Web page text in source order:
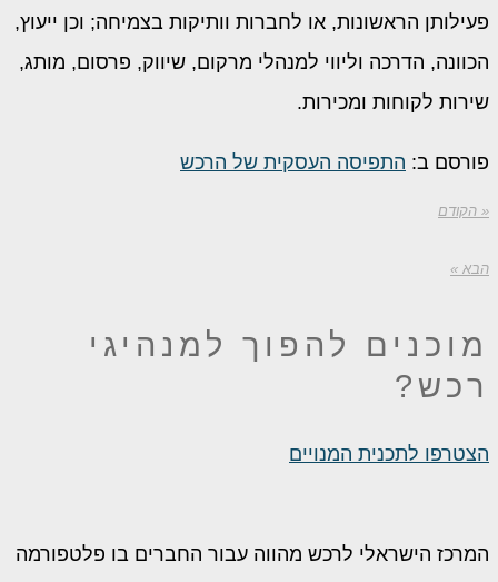
פעילותן הראשונות, או לחברות וותיקות בצמיחה; וכן ייעוץ,
הכוונה, הדרכה וליווי למנהלי מרקום, שיווק, פרסום, מותג,
שירות לקוחות ומכירות.
פורסם ב: התפיסה העסקית של הרכש
« הקודם
הבא »
מוכנים להפוך למנהיגי
רכש?
הצטרפו לתכנית המנויים
המרכז הישראלי לרכש מהווה עבור החברים בו פלטפורמה